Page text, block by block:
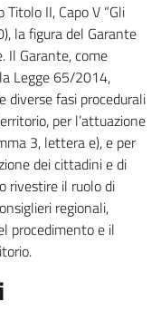
II, Capo V “Gli
la figura del Garante
Il Garante, come
Legge 65/2014,
diverse fasi procedurali
per l’attuazione
3, lettera e), e per
dei cittadini e di
rivestire il ruolo di
regionali,
procedimento e il